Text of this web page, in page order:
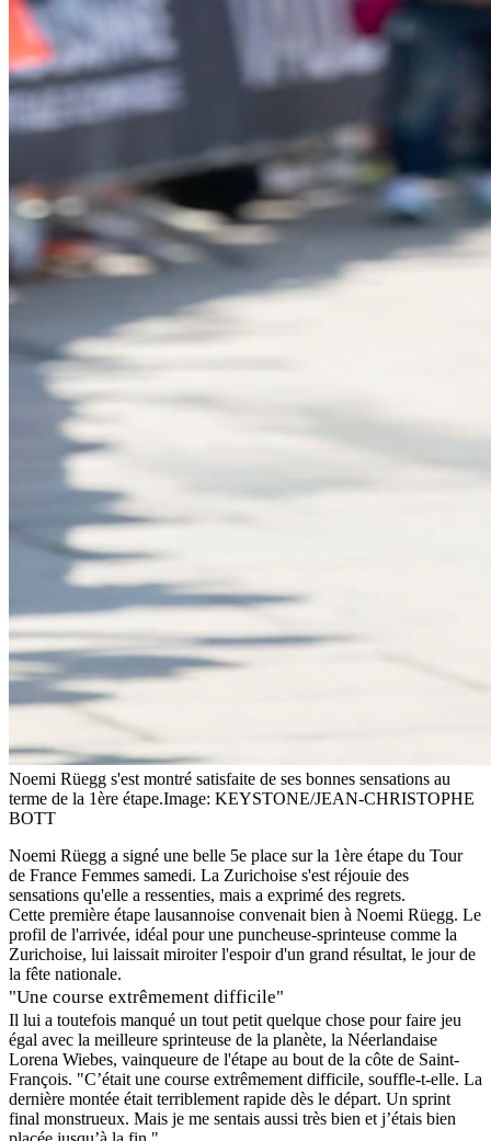
Noemi Rüegg s'est montré satisfaite de ses bonnes sensations au
terme de la 1ère étape.Image: KEYSTONE/JEAN-CHRISTOPHE
BOTT
Noemi Rüegg a signé une belle 5e place sur la 1ère étape du Tour
de France Femmes samedi. La Zurichoise s'est réjouie des
sensations qu'elle a ressenties, mais a exprimé des regrets.
Cette première étape lausannoise convenait bien à Noemi Rüegg. Le
profil de l'arrivée, idéal pour une puncheuse-sprinteuse comme la
Zurichoise, lui laissait miroiter l'espoir d'un grand résultat, le jour de
la fête nationale.
"Une course extrêmement difficile"
Il lui a toutefois manqué un tout petit quelque chose pour faire jeu
égal avec la meilleure sprinteuse de la planète, la Néerlandaise
Lorena Wiebes, vainqueure de l'étape au bout de la côte de Saint-
François. "C’était une course extrêmement difficile, souffle-t-elle. La
dernière montée était terriblement rapide dès le départ. Un sprint
final monstrueux. Mais je me sentais aussi très bien et j’étais bien